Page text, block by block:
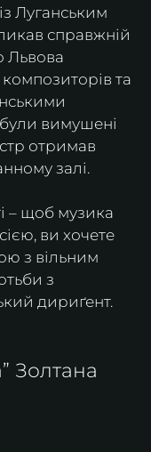
Луганським
справжній
Львова
та
вимушені
отримав
залі.
– щоб музика
ви хочете
з вільним
з
дириґент.
Золтана